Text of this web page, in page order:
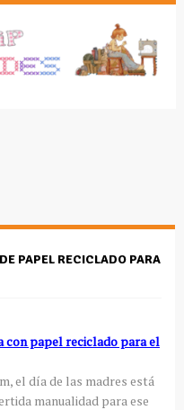
PAPEL RECICLADO PARA
con papel reciclado para el
el día de las madres está
manualidad para ese